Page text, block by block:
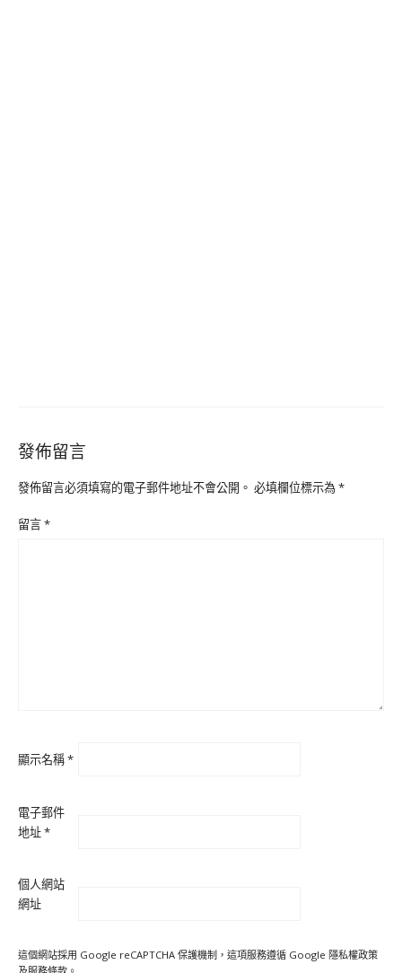
發佈留言
發佈留言必須填寫的電子郵件地址不會公開。 必填欄位標示為*
留言*
顯示名稱*
電子郵件
地址*
個人網站
網址
這個網站採用 Google reCAPTCHA 保護機制，這項服務遵循 Google 隱私權政策